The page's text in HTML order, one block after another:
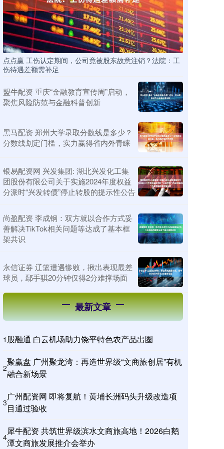
点点赢 工伤认定期间，公司竟被股东故意注销？法院：工
伤待遇差额需补足
盟牛配资 重庆“金融教育宣传周”启动，
聚焦风险防范与金融科普创新
黑马配资 郑州大学录取分数线是多少？
分数线划定门槛，实力赢得省内外青睐
银易配资网 兴发集团: 湖北兴发化工集
团股份有限公司关于实施2024年度权益
分派时“兴发转债”停止转股的提示性公告
尚盈配资 李成钢：双方就以合作方式妥
善解决TikTok相关问题等达成了基本框
架共识
永信证券 辽篮遭遇惨败，揪出表现最差
球员，鄢手骐20分钟仅得2分难撑场面
最新文章
1 股融通 白云机场助力饶平特色农产品出圈
2
聚赢盘 广州聚龙湾：再造世界级“文商旅创居”有机
融合新场景
3
广州配资网 即将复航！黄埔长洲码头升级改造项
目通过验收
4
犀牛配资 共筑世界级滨水文商旅高地！2026白鹅
潭文商旅发展推介会举办